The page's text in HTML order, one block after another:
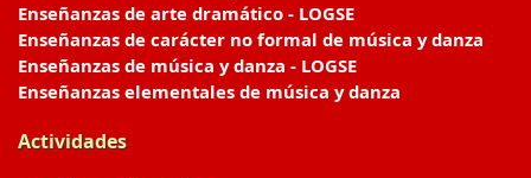
Enseñanzas de arte dramático - LOGSE
Enseñanzas de carácter no formal de música y danza
Enseñanzas de música y danza - LOGSE
Enseñanzas elementales de música y danza
Actividades